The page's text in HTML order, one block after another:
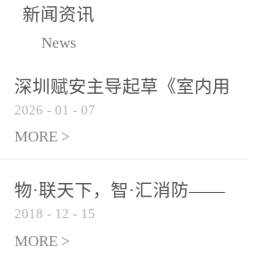
生火
法被
现
仅
成
影
伤
器正
警领域三十多年技术积累
和工程实践的结晶。
新闻资讯
News
深圳赋安主导起草《室内用
光动能电池技术规程》 正式
布局光伏新能源产业
2026 - 01 - 07
MORE >
物·联天下，智·汇消防——
赋安F&S 2018上海消防展圆
满落幕
2018 - 12 - 15
MORE >